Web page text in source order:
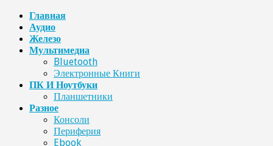
Главная
Аудио
Железо
Мультимедиа
Bluetooth
Электронные Книги
ПК И Ноутбуки
Планшетники
Разное
Консоли
Периферия
Ebook